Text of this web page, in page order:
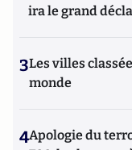
ira le grand
3Les villes
monde
4Apologie du